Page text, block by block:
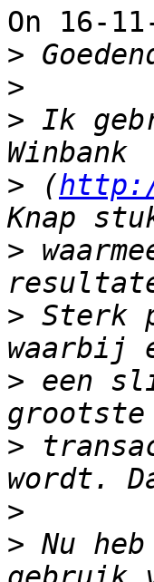
On 16-
>
>
> Ik
> (
>
> Sterk
> een
>
>
> Nu